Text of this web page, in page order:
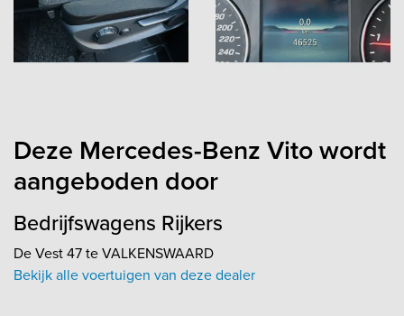
Deze Mercedes-Benz Vito wordt
aangeboden door
Bedrijfswagens Rijkers
De Vest 47 te VALKENSWAARD
Bekijk alle voertuigen van deze dealer